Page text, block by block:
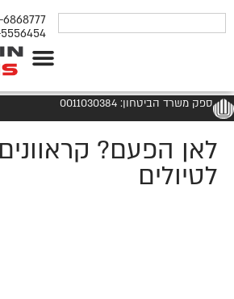
ספק משרד הביטחון: 0011030384
לאן הפעם?
לטיולים